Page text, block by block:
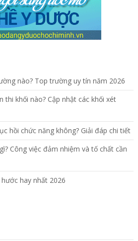
nào? Top trường uy tín năm 2026
thi khối nào? Cập nhật các khối xét
hồi chức năng không? Giải đáp chi tiết
Công việc đảm nhiệm và tố chất cần
hay nhất 2026